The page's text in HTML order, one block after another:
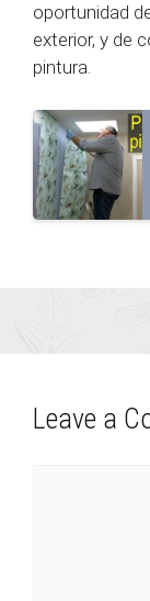
oportunidad
exterior, y de
pintura.
Leave a